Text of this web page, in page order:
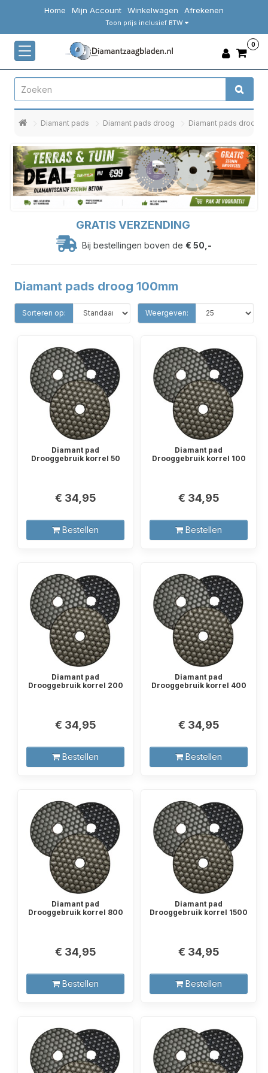
Home Mijn Account Winkelwagen Afrekenen
0
Toon prijs inclusief BTW
Diamant pads Diamant pads droog Diamant pads droog
GRATIS VERZENDING
Bij bestellingen boven de € 50,-
Diamant pads droog 100mm
Sorteren op: Weergeven:
Diamant pad
Drooggebruik korrel 50
€ 34,95
Bestellen
Diamant pad
Drooggebruik korrel 100
€ 34,95
Bestellen
Diamant pad
Drooggebruik korrel 200
€ 34,95
Bestellen
Diamant pad
Drooggebruik korrel 400
€ 34,95
Bestellen
Diamant pad
Drooggebruik korrel 800
€ 34,95
Bestellen
Diamant pad
Drooggebruik korrel 1500
€ 34,95
Bestellen